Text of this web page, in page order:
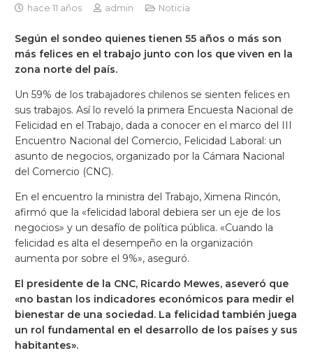
hace 11 años admin Noticia
Según el sondeo quienes tienen 55 años o más son
más felices en el trabajo junto con los que viven en la
zona norte del país.
Un 59% de los trabajadores chilenos se sienten felices en
sus trabajos. Así lo reveló la primera Encuesta Nacional de
Felicidad en el Trabajo, dada a conocer en el marco del III
Encuentro Nacional del Comercio, Felicidad Laboral: un
asunto de negocios, organizado por la Cámara Nacional
del Comercio (CNC).
En el encuentro la ministra del Trabajo, Ximena Rincón,
afirmó que la «felicidad laboral debiera ser un eje de los
negocios» y un desafío de política pública. «Cuando la
felicidad es alta el desempeño en la organización
aumenta por sobre el 9%», aseguró.
El presidente de la CNC, Ricardo Mewes, aseveró que
«no bastan los indicadores económicos para medir el
bienestar de una sociedad. La felicidad también juega
un rol fundamental en el desarrollo de los países y sus
habitantes».